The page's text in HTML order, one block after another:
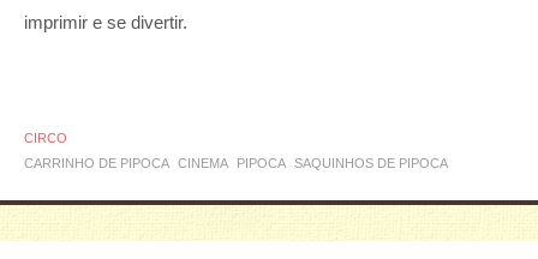
imprimir e se divertir.
CIRCO
CARRINHO DE PIPOCA CINEMA PIPOCA SAQUINHOS DE PIPOCA